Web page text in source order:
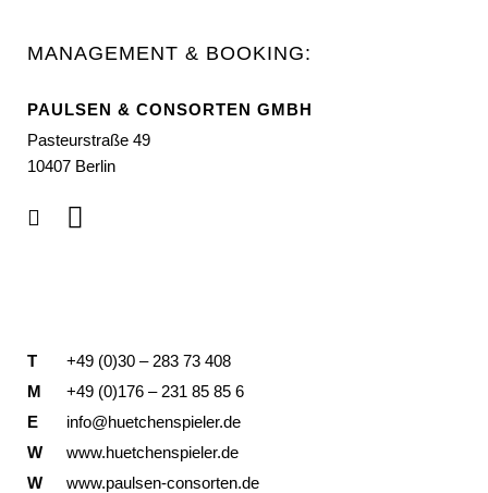
MANAGEMENT & BOOKING:
PAULSEN & CONSORTEN GMBH
Pasteurstraße 49
10407 Berlin
T
+49 (0)30 – 283 73 408
M
+49 (0)176 – 231 85 85 6
E
info@huetchenspieler.de
W
www.huetchenspieler.de
W
www.paulsen-consorten.de